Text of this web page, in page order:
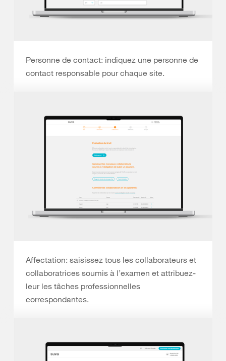
Personne de contact: indiquez une personne de
contact responsable pour chaque site.
Affectation: saisissez tous les collaborateurs et
collaboratrices soumis à l’examen et attribuez-
leur les tâches professionnelles
correspondantes.